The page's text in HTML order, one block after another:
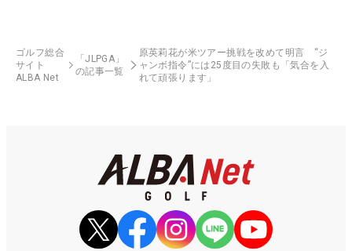
ゴルフ総合
サイト
ALBA Net
「JLPGA」
の記事一覧
原英莉花が米ツアー挑戦を改めて明言 “ジ
ャンボ指令”には25度目の失敗も「気合を入
れて頑張ります」